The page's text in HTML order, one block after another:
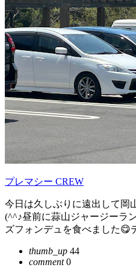
プレマシー CREW
今日は久しぶりに遠出して岡
(^^♪昼前に蒜山ジャージーラ
ズフォンデュを食べました😋
thumb_up 44
comment0